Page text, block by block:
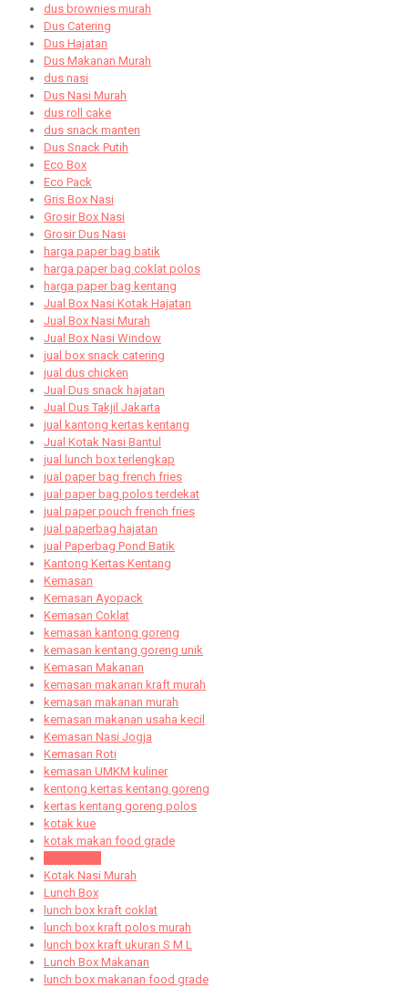
dus brownies murah
Dus Catering
Dus Hajatan
Dus Makanan Murah
dus nasi
Dus Nasi Murah
dus roll cake
dus snack manten
Dus Snack Putih
Eco Box
Eco Pack
Gris Box Nasi
Grosir Box Nasi
Grosir Dus Nasi
harga paper bag batik
harga paper bag coklat polos
harga paper bag kentang
Jual Box Nasi Kotak Hajatan
Jual Box Nasi Murah
Jual Box Nasi Window
jual box snack catering
jual dus chicken
Jual Dus snack hajatan
Jual Dus Takjil Jakarta
jual kantong kertas kentang
Jual Kotak Nasi Bantul
jual lunch box terlengkap
jual paper bag french fries
jual paper bag polos terdekat
jual paper pouch french fries
jual paperbag hajatan
jual Paperbag Pond Batik
Kantong Kertas Kentang
Kemasan
Kemasan Ayopack
Kemasan Coklat
kemasan kantong goreng
kemasan kentang goreng unik
Kemasan Makanan
kemasan makanan kraft murah
kemasan makanan murah
kemasan makanan usaha kecil
Kemasan Nasi Jogja
Kemasan Roti
kemasan UMKM kuliner
kentong kertas kentang goreng
kertas kentang goreng polos
kotak kue
kotak makan food grade
Kotak Nasi Murah
Lunch Box
lunch box kraft coklat
lunch box kraft polos murah
lunch box kraft ukuran S M L
Lunch Box Makanan
lunch box makanan food grade